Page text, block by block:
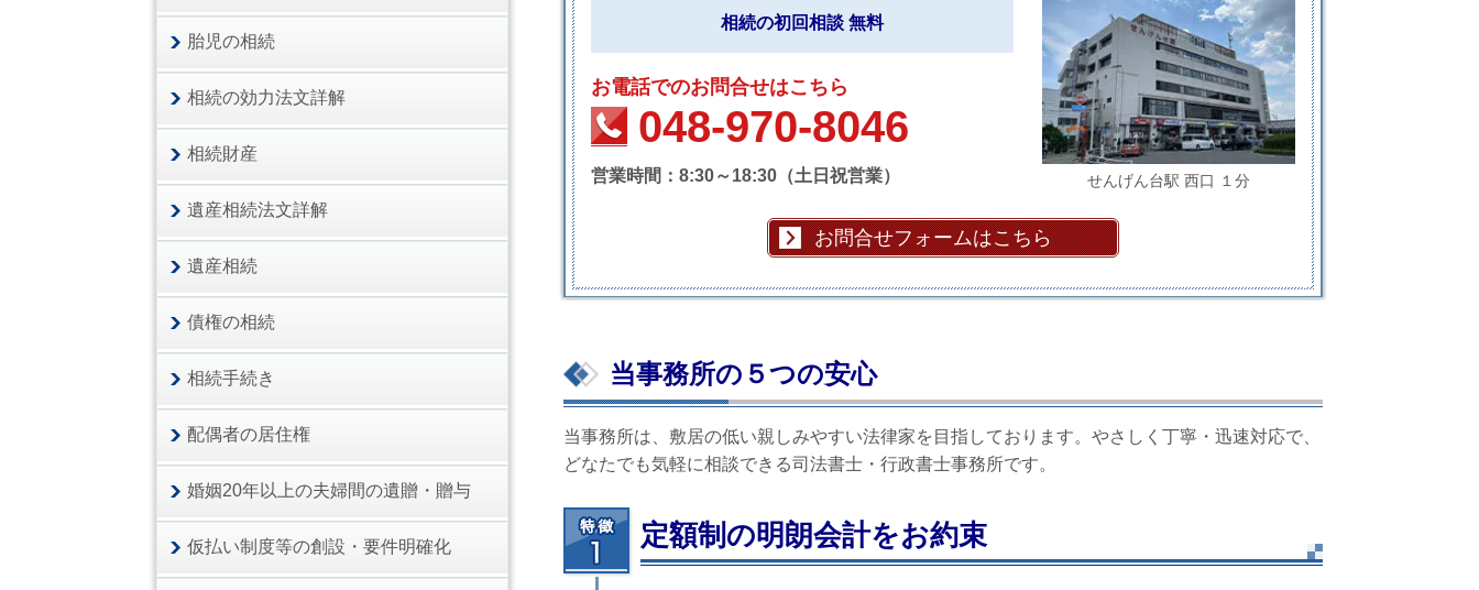
せんげん台駅 西口 １分
相続の初回相談 無料
お電話でのお問合せはこちら
048-970-8046
営業時間：8:30～18:30（土日祝営業）
お問合せフォームはこちら
当事務所の５つの安心
当事務所は、敷居の低い親しみやすい法律家を目指しております。やさしく丁寧・迅速対応で、
どなたでも気軽に相談できる司法書士・行政書士事務所です。
定額制の明朗会計をお約束
胎児の相続
相続の効力法文詳解
相続財産
遺産相続法文詳解
遺産相続
債権の相続
相続手続き
配偶者の居住権
婚姻20年以上の夫婦間の遺贈・贈与
仮払い制度等の創設・要件明確化